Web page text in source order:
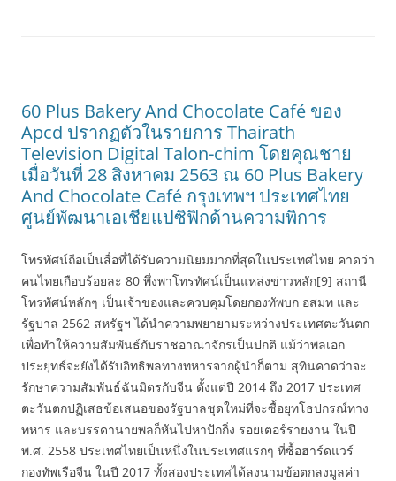
60 Plus Bakery And Chocolate Café ของ
Apcd ปรากฏตัวในรายการ Thairath
Television Digital Talon-chim โดยคุณชาย
เมื่อวันที่ 28 สิงหาคม 2563 ณ 60 Plus Bakery
And Chocolate Café กรุงเทพฯ ประเทศไทย
ศูนย์พัฒนาเอเชียแปซิฟิกด้านความพิการ
โทรทัศน์ถือเป็นสื่อที่ได้รับความนิยมมากที่สุดในประเทศไทย คาดว่า
คนไทยเกือบร้อยละ 80 พึ่งพาโทรทัศน์เป็นแหล่งข่าวหลัก[9] สถานี
โทรทัศน์หลักๆ เป็นเจ้าของและควบคุมโดยกองทัพบก อสมท และ
รัฐบาล 2562 สหรัฐฯ ได้นำความพยายามระหว่างประเทศตะวันตก
เพื่อทำให้ความสัมพันธ์กับราชอาณาจักรเป็นปกติ แม้ว่าพลเอก
ประยุทธ์จะยังได้รับอิทธิพลทางทหารจากผู้นำก็ตาม สุทินคาดว่าจะ
รักษาความสัมพันธ์ฉันมิตรกับจีน ตั้งแต่ปี 2014 ถึง 2017 ประเทศ
ตะวันตกปฏิเสธข้อเสนอของรัฐบาลชุดใหม่ที่จะซื้อยุทโธปกรณ์ทาง
ทหาร และบรรดานายพลก็หันไปหาปักกิ่ง รอยเตอร์รายงาน ในปี
พ.ศ. 2558 ประเทศไทยเป็นหนึ่งในประเทศแรกๆ ที่ซื้อฮาร์ดแวร์
กองทัพเรือจีน ในปี 2017 ทั้งสองประเทศได้ลงนามข้อตกลงมูลค่า